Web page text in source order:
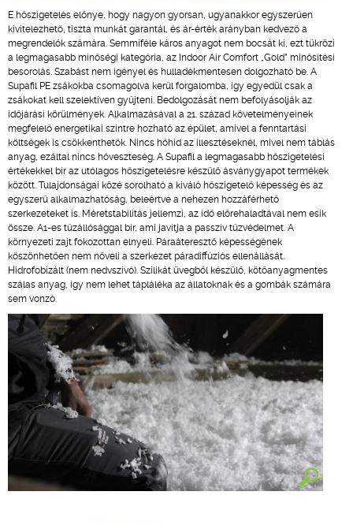
E hőszigetelés előnye, hogy nagyon gyorsan, ugyanakkor egyszerűen
kivitelezhető, tiszta munkát garantál, és ár-érték arányban kedvező a
megrendelők számára. Semmiféle káros anyagot nem bocsát ki, ezt tükrözi
a legmagasabb minőségi kategória, az Indoor Air Comfort „Gold” minősítési
besorolás. Szabást nem igényel és hulladékmentesen dolgozható be. A
Supafil PE zsákokba csomagolva kerül forgalomba, így egyedül csak a
zsákokat kell szelektíven gyűjteni. Bedolgozását nem befolyásolják az
időjárási körülmények. Alkalmazásával a 21. század követelményeinek
megfelelő energetikai szintre hozható az épület, amivel a fenntartási
költségek is csökkenthetők. Nincs hőhíd az illesztéseknél, mivel nem táblás
anyag, ezáltal nincs hőveszteség. A Supafil a legmagasabb hőszigetelési
értékekkel bír az utólagos hőszigetelésre készülő ásványgyapot termékek
között. Tulajdonságai közé sorolható a kiváló hőszigetelő képesség és az
egyszerű alkalmazhatóság, beleértve a nehezen hozzáférhető
szerkezeteket is. Méretstabilitás jellemzi, az idő előrehaladtával nem esik
össze. A1-es tűzállósággal bír, ami javítja a passzív tűzvédelmet. A
környezeti zajt fokozottan elnyeli. Páraáteresztő képességének
köszönhetően nem növeli a szerkezet páradiffúziós ellenállását.
Hidrofobizált (nem nedvszívó). Szilikát üvegből készülő, kötőanyagmentes
szálas anyag, így nem lehet tápláléka az állatoknak és a gombák számára
sem vonzó.